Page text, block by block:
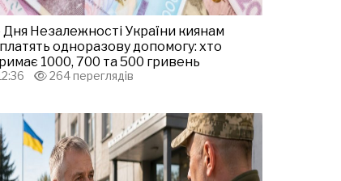
Незалежності України киянам
одноразову допомогу: хто
1000, 700 та 500 гривень
264 переглядів